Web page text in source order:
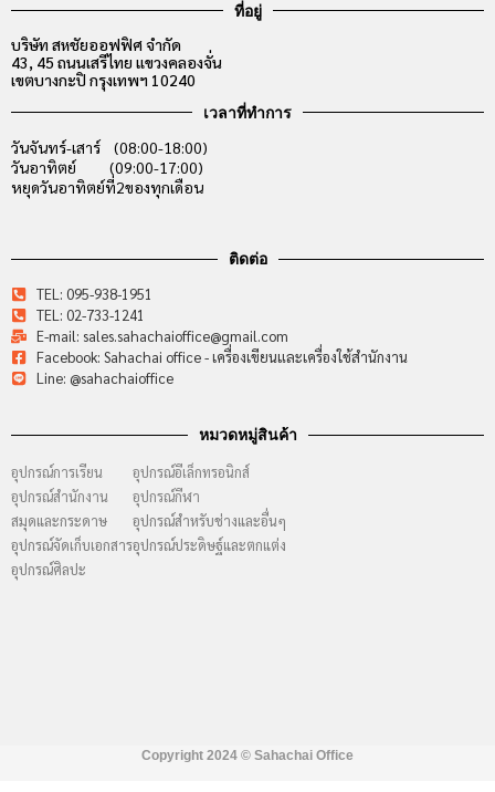
ที่อยู่
บริษัท สหชัยออฟฟิศ จำกัด
43, 45 ถนนเสรีไทย แขวงคลองจั่น
เขตบางกะปิ กรุงเทพฯ 10240
เวลาที่ทำการ
วันจันทร์-เสาร์ (08:00-18:00)
วันอาทิตย์ (09:00-17:00)
หยุดวันอาทิตย์ที่2ของทุกเดือน
ติดต่อ
TEL: 095-938-1951
TEL: 02-733-1241
E-mail: sales.sahachaioffice@gmail.com
Facebook: Sahachai office - เครื่องเขียนและเครื่องใช้สำนักงาน
Line: @sahachaioffice
หมวดหมู่สินค้า
อุปกรณ์การเรียน
อุปกรณ์สำนักงาน
สมุดและกระดาษ
อุปกรณ์จัดเก็บเอกสาร
อุปกรณ์ศิลปะ
อุปกรณ์อีเล็กทรอนิกส์
อุปกรณ์กีฬา
อุปกรณ์สำหรับช่างและอื่นๆ
อุปกรณ์ประดิษฐ์และตกแต่ง
Copyright 2024 © Sahachai Office